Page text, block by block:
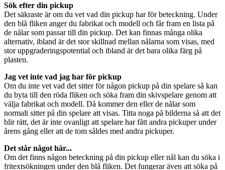
Sök efter din pickup
Det säkraste är om du vet vad din pickup har för beteckning. Under
den blå fliken anger du fabrikat och modell och får fram en lista på
de nålar som passar till din pickup. Det kan finnas många olika
alternativ, ibland är det stor skillnad mellan nålarna som visas, med
stor uppgraderingspotential och ibland är det bara olika färg på
plasten.
Jag vet inte vad jag har för pickup
Om du inte vet vad det sitter för någon pickup på din spelare så kan
du byta till den röda fliken och söka fram din skivspelare genom att
välja fabrikat och modell. Då kommer den eller de nålar som
normalt sitter på din spelare att visas. Titta noga på bilderna så att det
blir rätt, det är inte ovanligt att spelare har fått andra pickuper under
årens gång eller att de tom såldes med andra pickuper.
Det står något här...
Om det finns någon beteckning på din pickup eller nål kan du söka i
fritextsökningen under den blå fliken. Det fungerar även att söka på